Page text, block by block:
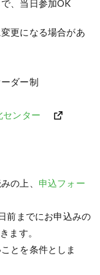
、当日参加OK
更になる場合があ
ダー制
センター
の上、 申込フォー
前までにお申込みの
ます。
とを条件としま